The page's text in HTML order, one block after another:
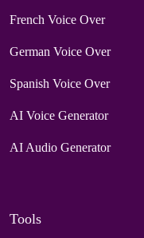
French Voice Over
German Voice Over
Spanish Voice Over
AI Voice Generator
AI Audio Generator
Tools